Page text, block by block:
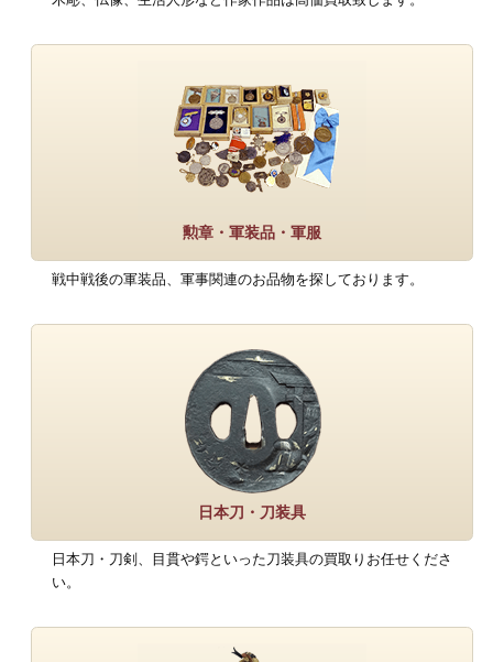
勲章・軍装品・軍服
戦中戦後の軍装品、軍事関連のお品物を探しております。
日本刀・刀装具
日本刀・刀剣、目貫や鍔といった刀装具の買取りお任せくださ
い。